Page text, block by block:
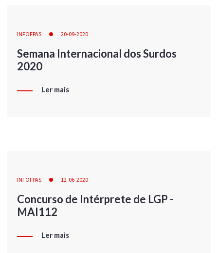
INFOFPAS 20-09-2020
Semana Internacional dos Surdos
2020
Ler mais
INFOFPAS 12-06-2020
Concurso de Intérprete de LGP -
MAI112
Ler mais